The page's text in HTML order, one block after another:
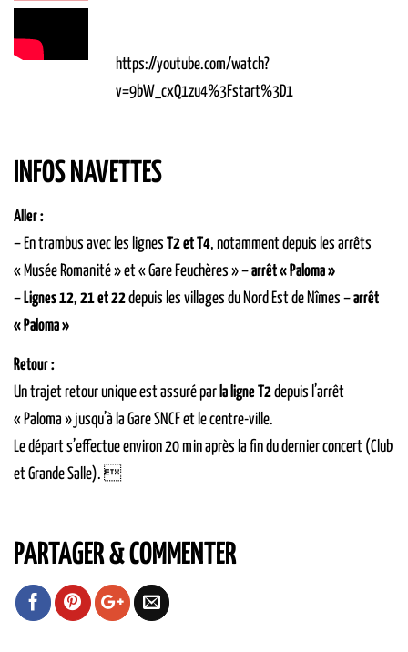
https://youtube.com/watch?
v=9bW_cxQ1zu4%3Fstart%3D1
INFOS NAVETTES
Aller :
– En trambus avec les lignes T2 et T4, notamment depuis les arrêts
« Musée Romanité » et « Gare Feuchères » –arrêt « Paloma »
– Lignes 12, 21 et 22depuis les villages du Nord Est de Nîmes –arrêt
« Paloma »
Retour :
Un trajet retour unique est assuré par la ligne T2depuis l’arrêt
« Paloma » jusqu’à la Gare SNCF et le centre-ville.
Le départ s’effectue environ 20 min après la fin du dernier concert (Club
et Grande Salle). 
PARTAGER & COMMENTER